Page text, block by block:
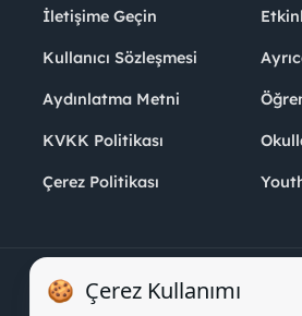
İletişime Geçin
Kullanıcı Sözleşmesi
Aydınlatma Metni
KVKK Politikası
Çerez Politikası